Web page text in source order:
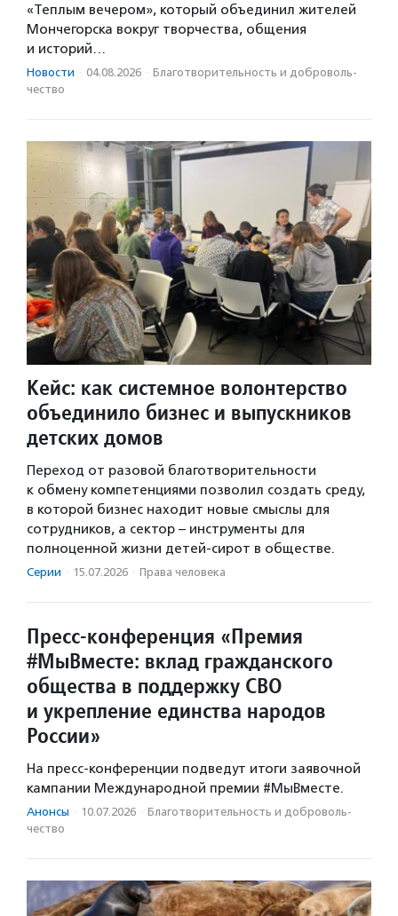
«Теплым вечером», который объединил жителей
Мончегорска вокруг творчества, общения
и историй…
Новости · 04.08.2026 · Благотвори­тель­ность и доброволь­
чест­во
Кейс: как системное волонтерство
объединило бизнес и выпускников
детских домов
Переход от разовой благотворительности
к обмену компетенциями позволил создать среду,
в которой бизнес находит новые смыслы для
сотрудников, а сектор – инструменты для
полноценной жизни детей-сирот в обществе.
Серии · 15.07.2026 · Права человека
Пресс-конференция «Премия
#МыВместе: вклад гражданского
общества в поддержку СВО
и укрепление единства народов
России»
На пресс-конференции подведут итоги заявочной
кампании Международной премии #МыВместе.
Анонсы · 10.07.2026 · Благотвори­тель­ность и доброволь­
чест­во